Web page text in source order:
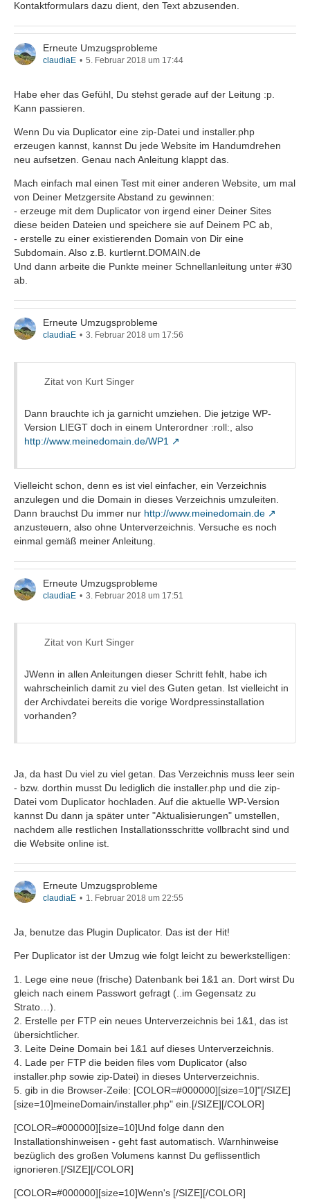
Kontaktformulars dazu dient, den Text abzusenden.
Erneute Umzugsprobleme
claudiaE 5. Februar 2018 um 17:44
Habe eher das Gefühl, Du stehst gerade auf der Leitung :p.
Kann passieren.
Wenn Du via Duplicator eine zip-Datei und installer.php
erzeugen kannst, kannst Du jede Website im Handumdrehen
neu aufsetzen. Genau nach Anleitung klappt das.
Mach einfach mal einen Test mit einer anderen Website, um mal
von Deiner Metzgersite Abstand zu gewinnen:
- erzeuge mit dem Duplicator von irgend einer Deiner Sites
diese beiden Dateien und speichere sie auf Deinem PC ab,
- erstelle zu einer existierenden Domain von Dir eine
Subdomain. Also z.B. kurtlernt.DOMAIN.de
Und dann arbeite die Punkte meiner Schnellanleitung unter #30
ab.
Erneute Umzugsprobleme
claudiaE 3. Februar 2018 um 17:56
Zitat von Kurt Singer
Dann brauchte ich ja garnicht umziehen. Die jetzige WP-
Version LIEGT doch in einem Unterordner :roll:, also
http://www.meinedomain.de/WP1
Vielleicht schon, denn es ist viel einfacher, ein Verzeichnis
anzulegen und die Domain in dieses Verzeichnis umzuleiten.
Dann brauchst Du immer nur http://www.meinedomain.de
anzusteuern, also ohne Unterverzeichnis. Versuche es noch
einmal gemäß meiner Anleitung.
Erneute Umzugsprobleme
claudiaE 3. Februar 2018 um 17:51
Zitat von Kurt Singer
JWenn in allen Anleitungen dieser Schritt fehlt, habe ich
wahrscheinlich damit zu viel des Guten getan. Ist vielleicht in
der Archivdatei bereits die vorige Wordpressinstallation
vorhanden?
Ja, da hast Du viel zu viel getan. Das Verzeichnis muss leer sein
- bzw. dorthin musst Du lediglich die installer.php und die zip-
Datei vom Duplicator hochladen. Auf die aktuelle WP-Version
kannst Du dann ja später unter "Aktualisierungen" umstellen,
nachdem alle restlichen Installationsschritte vollbracht sind und
die Website online ist.
Erneute Umzugsprobleme
claudiaE 1. Februar 2018 um 22:55
Ja, benutze das Plugin Duplicator. Das ist der Hit!
Per Duplicator ist der Umzug wie folgt leicht zu bewerkstelligen:
1. Lege eine neue (frische) Datenbank bei 1&1 an. Dort wirst Du
gleich nach einem Passwort gefragt (..im Gegensatz zu
Strato…).
2. Erstelle per FTP ein neues Unterverzeichnis bei 1&1, das ist
übersichtlicher.
3. Leite Deine Domain bei 1&1 auf dieses Unterverzeichnis.
4. Lade per FTP die beiden files vom Duplicator (also
installer.php sowie zip-Datei) in dieses Unterverzeichnis.
5. gib in die Browser-Zeile: [COLOR=#000000][size=10]"[/SIZE]
[size=10]meineDomain/installer.php" ein.[/SIZE][/COLOR]
[COLOR=#000000][size=10]Und folge dann den
Installationshinweisen - geht fast automatisch. Warnhinweise
bezüglich des großen Volumens kannst Du geflissentlich
ignorieren.[/SIZE][/COLOR]
[COLOR=#000000][size=10]Wenn's [/SIZE][/COLOR]